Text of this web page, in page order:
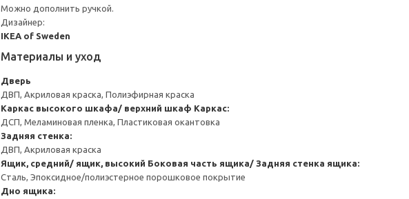
Можно дополнить ручкой.
Дизайнер:
IKEA of Sweden
Материалы и уход
Дверь
ДВП, Акриловая краска, Полиэфирная краска
Каркас высокого шкафа/ верхний шкаф Каркас:
ДСП, Меламиновая пленка, Пластиковая окантовка
Задняя стенка:
ДВП, Акриловая краска
Ящик, средний/ ящик, высокий Боковая часть ящика/ Задняя стенка ящика:
Сталь, Эпоксидное/полиэстерное порошковое покрытие
Дно ящика: